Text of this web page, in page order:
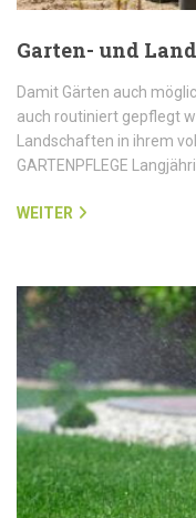
Garten- und
Damit Gärten auch
auch routiniert gepflegt
Landschaften in ihrem
GARTENPFLEGE
WEITER